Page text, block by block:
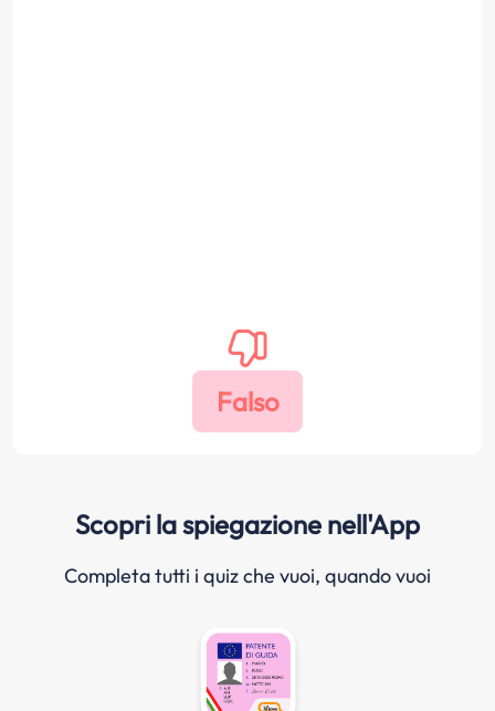
Scopri la spiegazione nell'App
Completa tutti i quiz che vuoi, quando vuoi